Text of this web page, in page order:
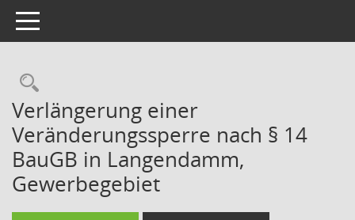
Toggle navigation
Rechercheauswahl
Verlängerung einer
Veränderungssperre nach § 14
BauGB in Langendamm,
Gewerbegebiet